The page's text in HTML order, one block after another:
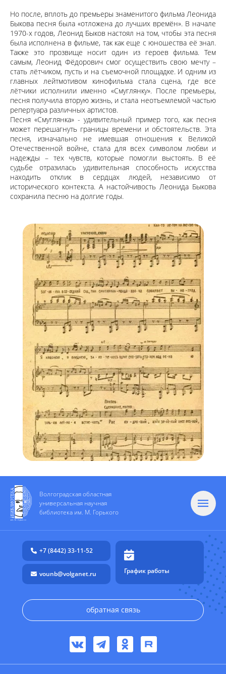
Но после, вплоть до премьеры знаменитого фильма Леонида
Быкова песня была «отложена до лучших времён». В начале
1970-х годов, Леонид Быков настоял на том, чтобы эта песня
была исполнена в фильме, так как еще с юношества её знал.
Также это прозвище носит один из героев фильма. Тем
самым, Леонид Фёдорович смог осуществить свою мечту –
стать лётчиком, пусть и на съемочной площадке. И одним из
главных лейтмотивом кинофильма стала сцена, где все
лётчики исполнили именно «Смуглянку». После премьеры,
песня получила вторую жизнь, и стала неотъемлемой частью
репертуара различных артистов.
Песня «Смуглянка» - удивительный пример того, как песня
может перешагнуть границы времени и обстоятельств. Эта
песня, изначально не имевшая отношения к Великой
Отечественной войне, стала для всех символом любви и
надежды – тех чувств, которые помогли выстоять. В её
судьбе отразилась удивительная способность искусства
находить отклик в сердцах людей, независимо от
исторического контекста. А настойчивость Леонида Быкова
сохранила песню на долгие годы.
Волгоградская областная
универсальная научная
библиотека им. М. Горького
+7 (8442) 33-11-52
vounb@volganet.ru График работы
обратная связь